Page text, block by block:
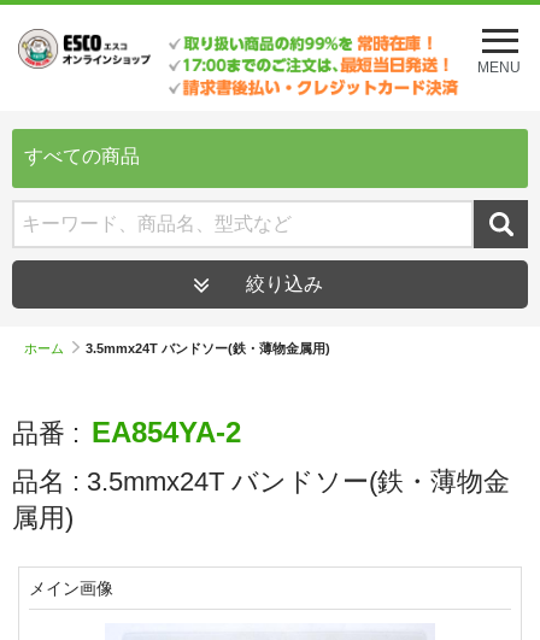
メ
ニ
ュ
を
MENU
すべての商品
絞り込み
ホーム 3.5mmx24T バンドソー(鉄・薄物金属用)
品番 : EA854YA-2
品名 : 3.5mmx24T バンドソー(鉄・薄物金
属用)
メイン画像